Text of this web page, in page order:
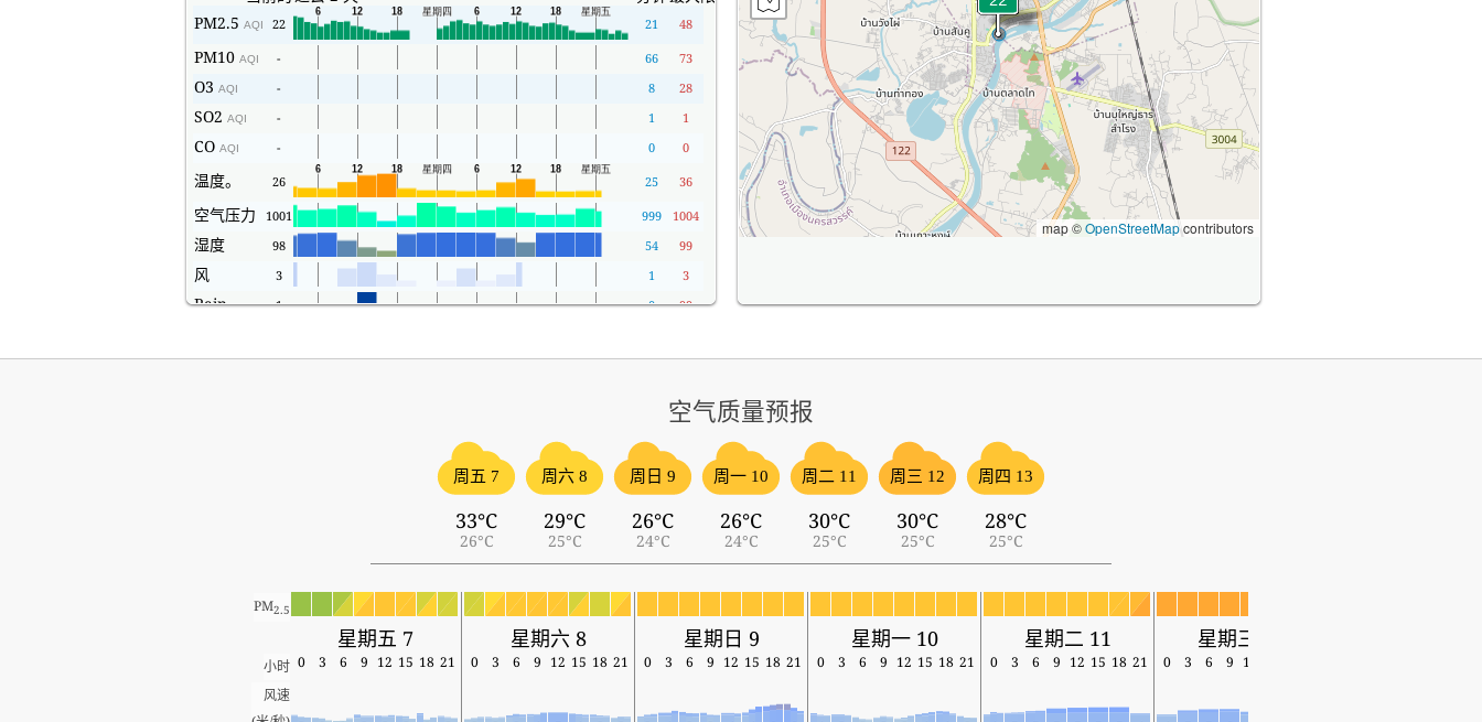
PM2.5 AQI 22 21 48
PM10 AQI - 66 73
O3 AQI - 8 28
SO2 AQI - 1 1
CO AQI - 0 0
温度。 26 25 36
空气压力 1001 999 1004
湿度 98 54 99
风 3 1 3
Rain 1 0 99
map ©OpenStreetMapcontributors
空气质量预报
周五 7
33°C
26°C
周六 8
29°C
25°C
周日 9
26°C
24°C
周一 10
26°C
24°C
周二 11
30°C
25°C
周三 12
30°C
25°C
周四 13
28°C
25°C
PM2.5
星期五 7 星期六 8 星期日 9 星期一 10 星期二 11 星期三 12
小时 0 3 6 9 12 15 18 21 0 3 6 9 12 15 18 21 0 3 6 9 12 15 18 21 0 3 6 9 12 15 18 21 0 3 6 9 12 15 18 21 0 3 6 9 12
风速